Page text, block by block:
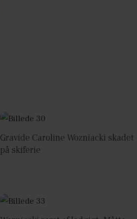
Gravide Caroline Wozniacki skadet
på skiferie